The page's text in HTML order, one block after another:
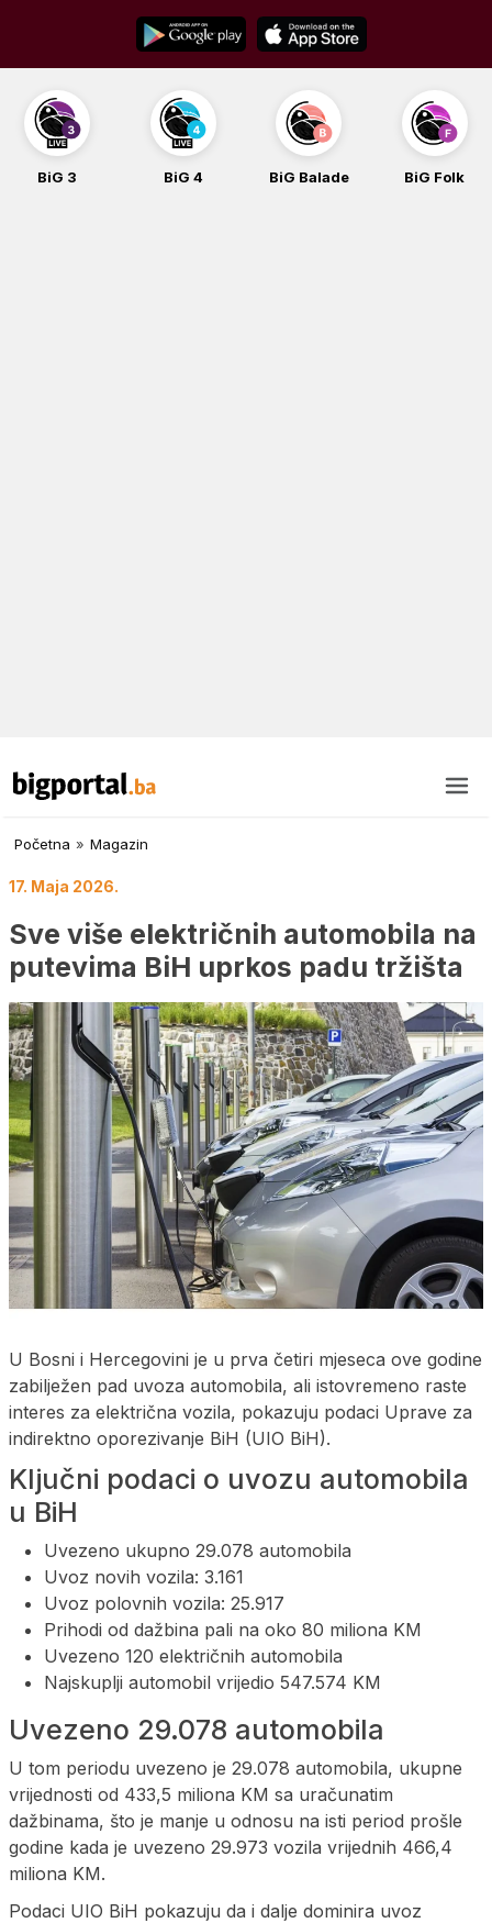
content
BiG 4 BiG Balade BiG Folk BiG iG
Početna » Magazin
17. Maja 2026.
Sve više električnih automobila na
putevima BiH uprkos padu tržišta
U Bosni i Hercegovini je u prva četiri mjeseca ove godine
zabilježen pad uvoza automobila, ali istovremeno raste
interes za električna vozila, pokazuju podaci Uprave za
indirektno oporezivanje BiH (UIO BiH).
Ključni podaci o uvozu automobila
u BiH
Uvezeno ukupno 29.078 automobila
Uvoz novih vozila: 3.161
Uvoz polovnih vozila: 25.917
Prihodi od dažbina pali na oko 80 miliona KM
Uvezeno 120 električnih automobila
Najskuplji automobil vrijedio 547.574 KM
Uvezeno 29.078 automobila
U tom periodu uvezeno je 29.078 automobila, ukupne
vrijednosti od 433,5 miliona KM sa uračunatim
dažbinama, što je manje u odnosu na isti period prošle
godine kada je uvezeno 29.973 vozila vrijednih 466,4
miliona KM.
Podaci UIO BiH pokazuju da i dalje dominira uvoz